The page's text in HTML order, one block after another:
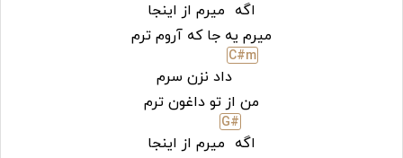
اگه میرم از اینجا
میرم یه جا که آروم ترم
C#m
داد نزن سرم
من از تو داغون ترم
اگه
G#
میرم از اینجا